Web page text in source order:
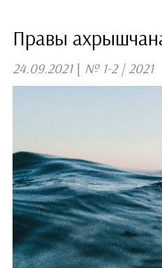
Правы
24.09.2021 | № 1-2 | 2021